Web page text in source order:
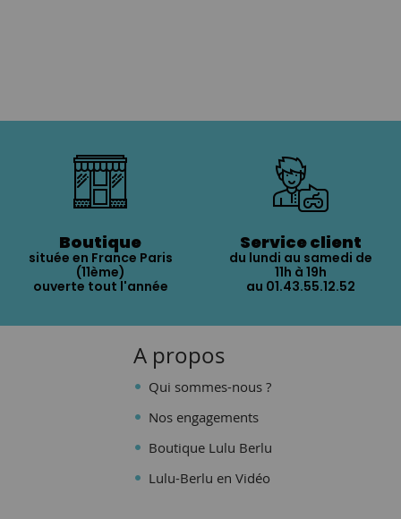
Boutique
située en France Paris
(11ème)
ouverte tout l'année
Service client
du lundi au samedi de
11h à 19h
au 01.43.55.12.52
A propos
Qui sommes-nous ?
Nos engagements
Boutique Lulu Berlu
Lulu-Berlu en Vidéo